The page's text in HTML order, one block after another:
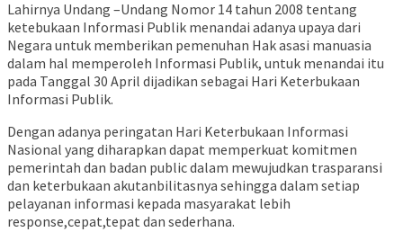
Lahirnya Undang –Undang Nomor 14 tahun 2008 tentang
ketebukaan Informasi Publik menandai adanya upaya dari
Negara untuk memberikan pemenuhan Hak asasi manuasia
dalam hal memperoleh Informasi Publik, untuk menandai itu
pada Tanggal 30 April dijadikan sebagai Hari Keterbukaan
Informasi Publik.
Dengan adanya peringatan Hari Keterbukaan Informasi
Nasional yang diharapkan dapat memperkuat komitmen
pemerintah dan badan public dalam mewujudkan trasparansi
dan keterbukaan akutanbilitasnya sehingga dalam setiap
pelayanan informasi kepada masyarakat lebih
response,cepat,tepat dan sederhana.